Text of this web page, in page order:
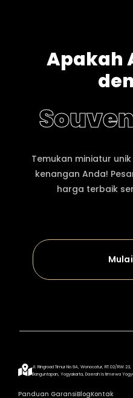
Apakah
Temukan miniatur
kenangan Anda!
harga terbaik
Jl. Ringroad Timur No.9A, Wonocatur, RT.02/RW.23,
Banguntapan, Yogyakarta, Daerah Istimewa
Panduan GaransiBlogKontak